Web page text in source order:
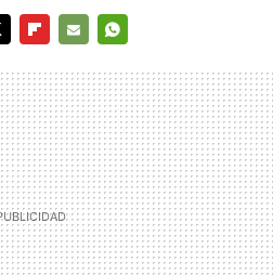
MAIL